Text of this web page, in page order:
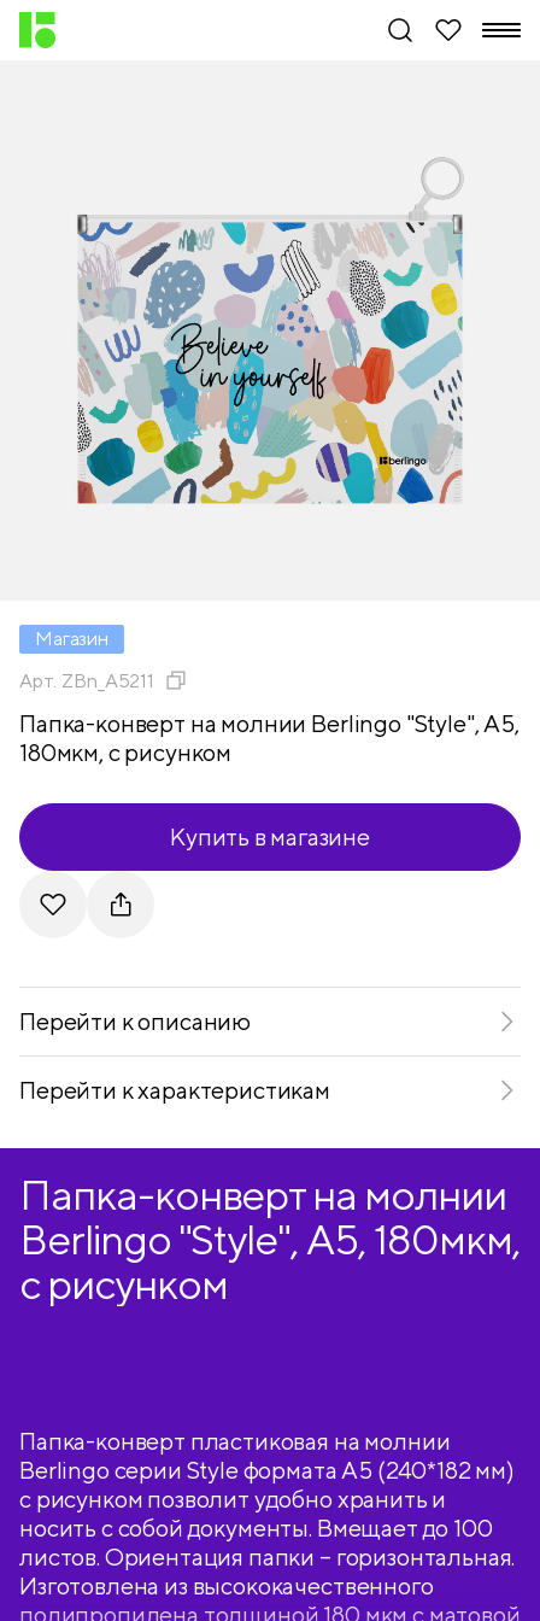
Магазин
Арт. ZBn_A5211
Папка-конверт на молнии Berlingo "Style", А5,
180мкм, с рисунком
Купить в магазине
Перейти к описанию
Перейти к характеристикам
Папка-конверт на молнии
Berlingo "Style", А5, 180мкм,
с рисунком
Папка-конверт пластиковая на молнии
Berlingo серии Style формата A5 (240*182 мм)
с рисунком позволит удобно хранить и
носить с собой документы. Вмещает до 100
листов. Ориентация папки – горизонтальная.
Изготовлена из высококачественного
полипропилена толщиной 180 мкм с матовой